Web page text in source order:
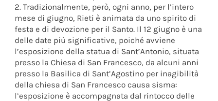
2. Tradizionalmente, però, ogni anno, per l’intero
mese di giugno, Rieti è animata da uno spirito di
festa e di devozione per il Santo. Il 12 giugno è una
delle date più significative, poiché avviene
l’esposizione della statua di Sant’Antonio, situata
presso la Chiesa di San Francesco, da alcuni anni
presso la Basilica di Sant’Agostino per inagibilità
della chiesa di San Francesco causa sisma:
l’esposizione è accompagnata dal rintocco delle